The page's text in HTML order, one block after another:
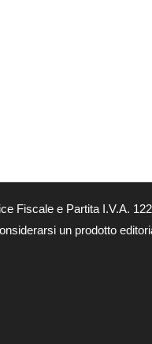
Fiscale e Partita I.V.A.
un prodotto